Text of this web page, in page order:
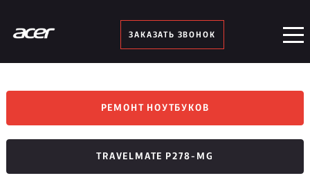
ЗАКАЗАТЬ ЗВОНОК
РЕМОНТ НОУТБУКОВ
TRAVELMATE P278-MG